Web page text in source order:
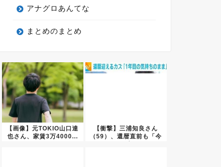
アナグロあんてな
まとめのまとめ
【画像】元TOKIO山口達
也さん、家賃3万4000...
【衝撃】三浦知良さん
（59）、還暦直前も「今